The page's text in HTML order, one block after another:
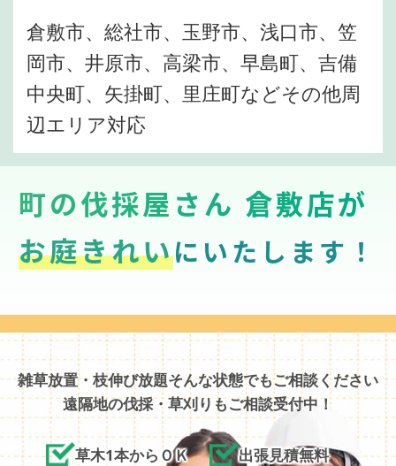
倉敷市、総社市、玉野市、浅口市、笠
岡市、井原市、高梁市、早島町、吉備
中央町、矢掛町、里庄町などその他周
辺エリア対応
町の伐採屋さん 倉敷店が
お庭きれいにいたします！
雑草放置・枝伸び放題そんな状態でもご相談ください
遠隔地の伐採・草刈りもご相談受付中！
草木1本からＯＫ
出張見積無料